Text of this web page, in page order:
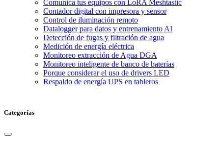
Comunica tus equipos con LoRA Meshtastic
Contador digital con impresora y sensor
Control de iluminación remoto
Datalogger para datos y entrenamiento AI
Detección de fugas y filtración de agua
Medición de energía eléctrica
Monitoreo extracción de Agua DGA
Monitoreo inteligente de banco de baterías
Porque considerar el uso de drivers LED
Respaldo de energía UPS en tableros
Categorías